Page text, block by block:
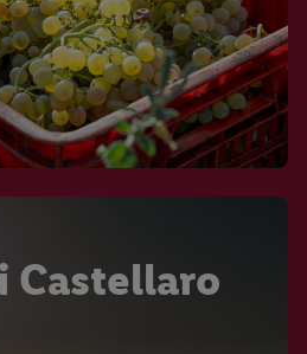
Castellaro